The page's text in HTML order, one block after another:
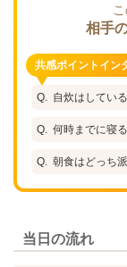
相手
共感ポイントイン
自炊はしてい
何時までに寝
朝食はどっち
当日の流れ